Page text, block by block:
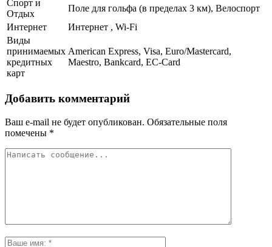
Спорт и
Отдых
Поле для гольфа (в пределах 3 км), Велоспорт
Интернет
Интернет , Wi-Fi
Виды
принимаемых
кредитных
карт
American Express, Visa, Euro/Mastercard,
Maestro, Bankcard, EC-Card
Добавить комментарий
Ваш e-mail не будет опубликован. Обязательные поля
помечены *